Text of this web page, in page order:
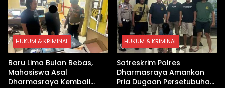
HUKUM & KRIMINAL
Baru Lima Bulan Bebas,
Mahasiswa Asal
Dharmasraya Kembali
HUKUM & KRIMINAL
Satreskrim Polres
Dharmasraya Amankan
Pria Dugaan Persetubuhan